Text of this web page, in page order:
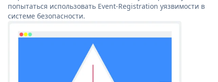
попытаться использовать Event-Registration уязвимости в
системе безопасности.